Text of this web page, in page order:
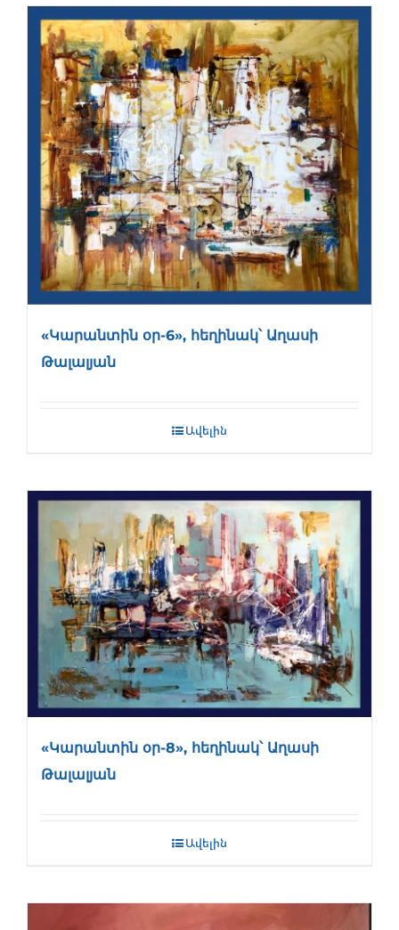
«Կարանտին օր-6», հեղինակ՝ Աղասի
Թալալյան
Ավելին
«Կարանտին օր-8», հեղինակ՝ Աղասի
Թալալյան
Ավելին